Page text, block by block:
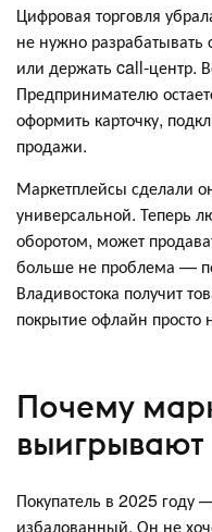
Цифровая торговля
не нужно разрабатывать
или держать call-центр.
Предпринимателю
оформить карточку,
продажи.
Маркетплейсы сделали
универсальной. Теперь
оборотом, может
больше не проблема —
Владивостока получит
покрытие офлайн просто
Почему
выигрывают
Покупатель в 2025
избалованный. Он не